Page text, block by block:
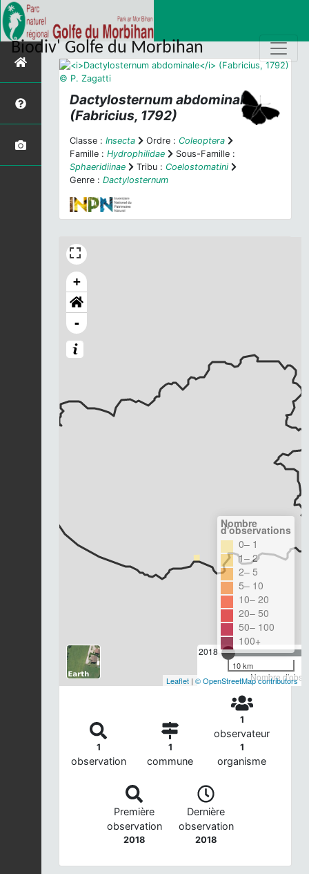
Biodiv' Golfe du Morbihan
Dactylosternum abdominale
(Fabricius, 1792)
Classe : Insecta Ordre : Coleoptera
Famille : Hydrophilidae
Sous-Famille :
Sphaeridiinae
Tribu : Coelostomatini
Genre : Dactylosternum
+
-
2018
Nombre
Nombre
d'observations
0– 1
1– 2
2– 5
5– 10
10– 20
20– 50
50– 100
100+
10 km
Leaflet | © OpenStreetMap contributors
1
observation
1
commune
1
observateur
1
organisme
Première
observation
2018
Dernière
observation
2018